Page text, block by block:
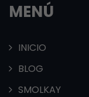
MENÚ
INICIO
BLOG
SMOLKAY